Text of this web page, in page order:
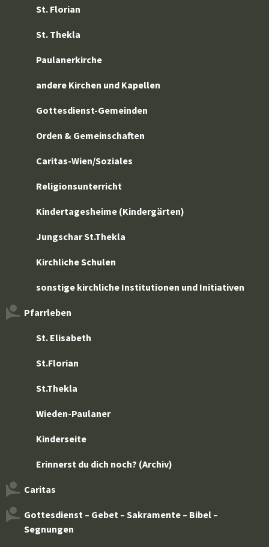
St. Florian
St. Thekla
Paulanerkirche
andere Kirchen und Kapellen
Gottesdienst-Gemeinden
Orden & Gemeinschaften
Caritas-Wien/Soziales
Religionsunterricht
Kindertagesheime (Kindergärten)
Jungschar St.Thekla
Kirchliche Schulen
sonstige kirchliche Institutionen und Initiativen
Pfarrleben
St. Elisabeth
St.Florian
St.Thekla
Wieden-Paulaner
Kinderseite
Erinnerst du dich noch? (Archiv)
Caritas
Gottesdienst – Gebet – Sakramente – Bibel –
Segnungen